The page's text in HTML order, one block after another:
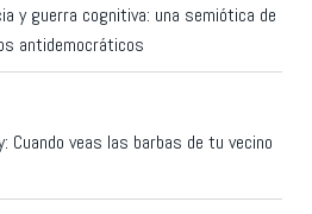
y guerra cognitiva: una semiótica de
antidemocráticos
Cuando veas las barbas de tu vecino